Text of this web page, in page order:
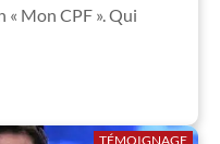
Mon CPF ». Qui
TÉMOIGNAGE